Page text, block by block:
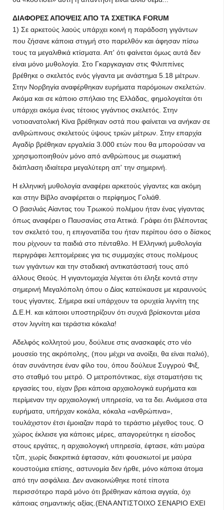
ΔΙΑΦΟΡΕΣ ΑΠΟΨΕΙΣ ΑΠΟ ΤΑ ΣΧΕΤΙΚΑ FORUM
1) Σε αρκετούς λαούς υπάρχει κοινή η παράδοση γιγάντων
που ζήσανε κάποια στιγμή στο παρελθόν και άφησαν πίσω
τους τα μεγαλιθικά κτίσματα. Απ' ότι φαίνεται όμως αυτά δεν
είναι μόνο μυθολογία. Στο Γκαργκαγιαν στις Φιλιππίνες
βρέθηκε ο σκελετός ενός γίγαντα με ανάστημα 5.18 μέτρων.
Στην Νορβηγία αναφέρθηκαν ευρήματα παρόμοιων σκελετών.
Ακόμα και σε κάποιο σπήλαιο της Ελλάδας, φημολογείται ότι
υπάρχει ακόμα ένας τέτοιος γιγάντιος σκελετός. Στην
νοτιοανατολική Κίνα βρέθηκαν οστά που φαίνεται να ανήκαν σε
ανθρώπινους σκελετούς ύψους τριών μέτρων. Στην επαρχία
Αγαδίρ βρέθηκαν εργαλεία 3.000 ετών που θα μπορούσαν να
χρησιμοποιηθούν μόνο από ανθρώπους με σωματική
διάπλαση ιδιαίτερα μεγαλύτερη απ' την σημερινή.
Η ελληνική μυθολογία αναφέρει αρκετούς γίγαντες και ακόμη
και στην Βίβλο αναφέρεται ο περίφημος Γολιάθ.
Ο βασιλιάς Αίαντας του Τρωικού πολέμου ήταν ένας γίγαντας
όπως αναφέρει ο Παυσανίας στα Αττικά. Γράφει ότι βλέποντας
τον σκελετό του, η επιγονατίδα του ήταν περίπου όσο ο δίσκος
που ρίχνουν τα παιδιά στο πένταθλο. Η Ελληνική μυθολογία
περιγράφει λεπτομέρειες για τις συμμαχίες στους πολέμους
των γιγάντων και την σταδιακή αντικατάστασή τους από
άλλους Θεούς. Η γιγαντομαχία λέγεται ότι έληξε κοντά στην
σημερινή Μεγαλόπολη όπου ο Δίας κατεύκαυσε με κεραυνούς
τους γίγαντες. Σήμερα εκεί υπάρχουν τα ορυχεία λιγνίτη της
Δ.Ε.Η. και κάποιοι υποστηρίζουν ότι συχνά βρίσκονται μέσα
στον λιγνίτη και τεράστια κόκαλα!
Αδελφός κολλητού μου, δούλευε στις ανασκαφές στο νέο
μουσείο της ακρόπολης, (που μέχρι να ανοίξει, θα είναι παλιό),
όταν συνάντησε έναν φίλο του, όπου δούλευε Συγγρού Φιξ,
στο σταθμό του μετρό. Ο μετροπόντικας, είχε σταματήσει τις
εργασίες του, είχαν βρει κάποια αρχαιολογικά ευρήματα και
περίμεναν την αρχαιολογική υπηρεσία, να τα δει. Ανάμεσα στα
ευρήματα, υπήρχαν κοκάλα, κόκαλα «ανθρώπινα»,
τουλάχιστον έτσι έμοιαζαν παρά το τεράστιο μέγεθος τους. Ο
χώρος έκλεισε για κάποιες μέρες, απαγορεύτηκε η είσοδος
στους εργάτες, η αρχαιολογική υπηρεσία, έφτασε, κάτι μαύρα
τζιπ, χωρίς διακριτικά έφτασαν, κάτι φουσκωτοί με μαύρα
κουστούμια επίσης, αστυνομία δεν ήρθε, μόνο κάποια άτομα
από την ασφάλεια. Δεν ανακοινώθηκε ποτέ τίποτα
περισσότερο παρά μόνο ότι βρέθηκαν κάποια αγγεία, όχι
κάποιας σημαντικής αξίας.(ΕΝΑ ΑΝΤΙΣΤΟΙΧΟ ΣΕΝΑΡΙΟ ΕΧΕΙ